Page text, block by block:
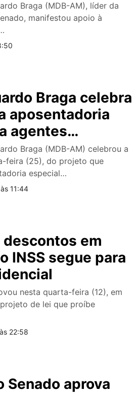
Braga (MDB-AM), líder da
manifestou apoio à
Braga celebra
aposentadoria
agentes
de saúde
Braga (MDB-AM) celebrou a
feira (25), do projeto que
especial…
11:44
em
INSS segue para
nesta quarta-feira (12), em
de lei que proíbe
22:58
Senado aprova